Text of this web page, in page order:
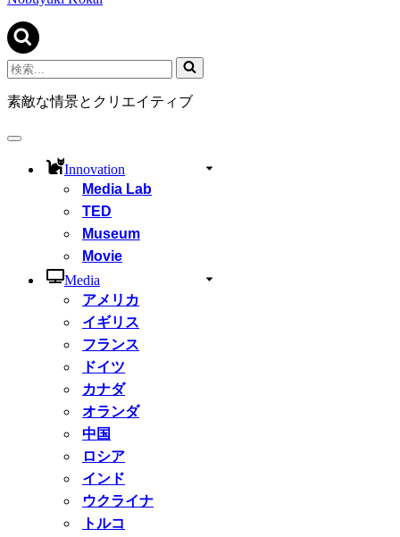
シ
ョ
ン
メ
ニ
ュ
検
索...
素敵な情景とクリエイティブ
ナ
Innovation
Media Lab
TED
Museum
Movie
Media
アメリカ
イギリス
フランス
ドイツ
カナダ
オランダ
中国
ロシア
インド
ウクライナ
トルコ